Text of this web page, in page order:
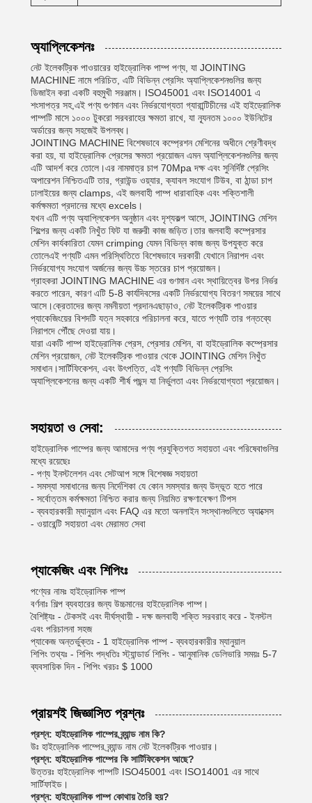
অ্যাপ্লিকেশনঃ
নেট ইলেকট্রিক পাওয়ারের হাইড্রোলিক পাম্প পণ্য, যা JOINTING
MACHINE নামে পরিচিত, এটি বিভিন্ন প্রেসিং অ্যাপ্লিকেশনগুলির জন্য
ডিজাইন করা একটি বহুমুখী সরঞ্জাম। ISO45001 এবং ISO14001 এ
শংসাপত্র সহ,এই পণ্য গুণমান এবং নির্ভরযোগ্যতা গ্যারান্টিচীনের এই হাইড্রোলিক
পাম্পটি মাসে ১০০০ টুকরো সরবরাহের ক্ষমতা রাখে, যা ন্যূনতম ১০০০ ইউনিটের
অর্ডারের জন্য সহজেই উপলব্ধ।
JOINTING MACHINE বিশেষভাবে কম্প্রেশন মেশিনের অধীনে শ্রেণীবদ্ধ
করা হয়, যা হাইড্রোলিক প্রেসের ক্ষমতা প্রয়োজন এমন অ্যাপ্লিকেশনগুলির জন্য
এটি আদর্শ করে তোলে।এর নামমাত্র চাপ 70Mpa দক্ষ এবং সুনির্দিষ্ট প্রেসিং
অপারেশন নিশ্চিতএটি তার, গ্রাউন্ড ওয়্যার, ক্যাবল সংযোগ টিউব, বা ঠান্ডা চাপ
ঢালাইয়ের জন্য clamps, এই জলবাহী পাম্প ধারাবাহিক এবং শক্তিশালী
কর্মক্ষমতা প্রদানের মধ্যে excels।
যখন এটি পণ্য অ্যাপ্লিকেশন অনুষ্ঠান এবং দৃশ্যকল্প আসে, JOINTING মেশিন
শিল্পের জন্য একটি নিখুঁত ফিট যা জরুরী কাজ জড়িত।তার জলবাহী কম্প্রেসার
মেশিন কার্যকারিতা যেমন crimping যেমন বিভিন্ন কাজ জন্য উপযুক্ত করে
তোলেএই পণ্যটি এমন পরিস্থিতিতে বিশেষভাবে দরকারী যেখানে নিরাপদ এবং
নির্ভরযোগ্য সংযোগ অর্জনের জন্য উচ্চ স্তরের চাপ প্রয়োজন।
গ্রাহকরা JOINTING MACHINE এর গুণমান এবং স্থায়িত্বের উপর নির্ভর
করতে পারেন, কারণ এটি 5-8 কার্যদিবসের একটি নির্ভরযোগ্য বিতরণ সময়ের সাথে
আসে।ক্রেতাদের জন্য নমনীয়তা প্রদানএছাড়াও, নেট ইলেকট্রিক পাওয়ার
প্যাকেজিংয়ের বিশদটি যত্ন সহকারে পরিচালনা করে, যাতে পণ্যটি তার গন্তব্যে
নিরাপদে পৌঁছে দেওয়া যায়।
যারা একটি পাম্প হাইড্রোলিক প্রেস, প্রেসার মেশিন, বা হাইড্রোলিক কম্প্রেসার
মেশিন প্রয়োজন, নেট ইলেকট্রিক পাওয়ার থেকে JOINTING মেশিন নিখুঁত
সমাধান।সার্টিফিকেশন, এবং উৎপত্তি, এই পণ্যটি বিভিন্ন প্রেসিং
অ্যাপ্লিকেশনের জন্য একটি শীর্ষ পছন্দ যা নির্ভুলতা এবং নির্ভরযোগ্যতা প্রয়োজন।
সহায়তা ও সেবা:
হাইড্রোলিক পাম্পের জন্য আমাদের পণ্য প্রযুক্তিগত সহায়তা এবং পরিষেবাগুলির
মধ্যে রয়েছেঃ
- পণ্য ইনস্টলেশন এবং সেটআপ সঙ্গে বিশেষজ্ঞ সহায়তা
- সমস্যা সমাধানের জন্য নির্দেশিকা যে কোন সমস্যার জন্য উদ্ভূত হতে পারে
- সর্বোত্তম কর্মক্ষমতা নিশ্চিত করার জন্য নিয়মিত রক্ষণাবেক্ষণ টিপস
- ব্যবহারকারী ম্যানুয়াল এবং FAQ এর মতো অনলাইন সংস্থানগুলিতে অ্যাক্সেস
- ওয়ারেন্টি সহায়তা এবং মেরামত সেবা
প্যাকেজিং এবং শিপিংঃ
পণ্যের নামঃ হাইড্রোলিক পাম্প
বর্ণনাঃ শিল্প ব্যবহারের জন্য উচ্চমানের হাইড্রোলিক পাম্প।
বৈশিষ্ট্যঃ - টেকসই এবং দীর্ঘস্থায়ী - দক্ষ জলবাহী শক্তি সরবরাহ করে - ইনস্টল
এবং পরিচালনা সহজ
প্যাকেজ অন্তর্ভুক্তঃ - 1 হাইড্রোলিক পাম্প - ব্যবহারকারীর ম্যানুয়াল
শিপিং তথ্যঃ - শিপিং পদ্ধতিঃ স্ট্যান্ডার্ড শিপিং - আনুমানিক ডেলিভারি সময়ঃ 5-7
ব্যবসায়িক দিন - শিপিং খরচঃ $ 1000
প্রায়শই জিজ্ঞাসিত প্রশ্নঃ
প্রশ্ন: হাইড্রোলিক পাম্পের ব্র্যান্ড নাম কি?
উঃ হাইড্রোলিক পাম্পের ব্র্যান্ড নাম নেট ইলেকট্রিক পাওয়ার।
প্রশ্ন: হাইড্রোলিক পাম্পের কি সার্টিফিকেশন আছে?
উত্তরঃ হাইড্রোলিক পাম্পটি ISO45001 এবং ISO14001 এর সাথে
সার্টিফাইড।
প্রশ্ন: হাইড্রোলিক পাম্প কোথায় তৈরি হয়?